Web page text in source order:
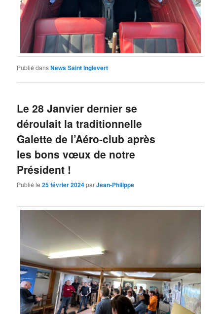
Publié dansNews Saint Inglevert
Le 28 Janvier dernier se
déroulait la traditionnelle
Galette de l’Aéro-club après
les bons vœux de notre
Président !
Publié le25 février 2024parJean-Philippe